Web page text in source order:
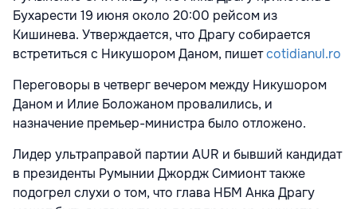
Бухарести 19 июня около 20:00 рейсом из
Кишинева. Утверждается, что Драгу собирается
встретиться с Никушором Даном, пишетcotidianul.ro
Переговоры в четверг вечером между Никушором
Даном и Илие Боложаном провалились, и
назначение премьер-министра было отложено.
Лидер ультраправой партии AUR и бывший кандидат
в президенты Румынии Джордж Симионт также
подогрел слухи о том, что глава НБМ Анка Драгу